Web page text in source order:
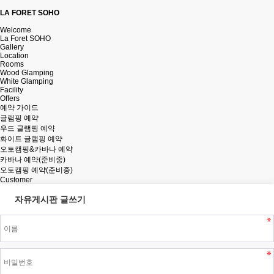
LA FORET SOHO
Welcome
La Foret SOHO
Gallery
Location
Rooms
Wood Glamping
White Glamping
Facility
Offers
예약 가이드
글램핑 예약
우드 글램핑 예약
화이트 글램핑 예약
오토캠핑&카바나 예약
카바나 예약(준비중)
오토캠핑 예약(준비중)
Customer
자유게시판 글쓰기